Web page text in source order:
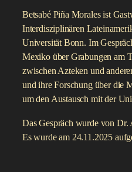
Betsabé Piña Morales ist
Interdisziplinären
Universität Bonn. Im
Mexiko über Grabungen am
zwischen Azteken und
und ihre Forschung über die
um den Austausch mit der
Das Gespräch wurde von Dr.
Es wurde am 24.11.2025